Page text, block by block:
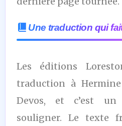
Une traduction qui
Les éditions
traduction à
Devos, et c’est
souligner. Le texte